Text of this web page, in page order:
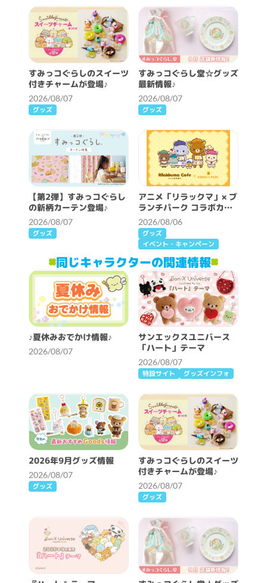
すみっコぐらしのスイーツ
付きチャームが登場♪
2026/08/07
グッズ
すみっコぐらし堂☆グッズ
最新情報♪
2026/08/07
グッズ
【第2弾】すみっコぐらし
の新柄カーテン登場♪
2026/08/07
グッズ
アニメ「リラックマ」× ブ
ランチパーク コラボカフ
ェ開催決定！
2026/08/06
グッズ
イベント・キャンペーン
同じキャラクターの関連情報
♪夏休みおでかけ情報♪
2026/08/07
サンエックスユニバース
「ハート」テーマ
2026/08/07
特設サイト グッズインフォ
2026年9月グッズ情報
2026/08/07
グッズ
すみっコぐらしのスイーツ
付きチャームが登場♪
2026/08/07
グッズ